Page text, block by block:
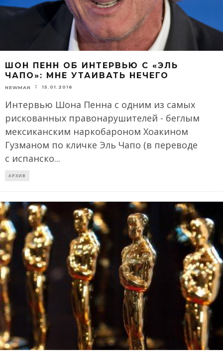
ШОН ПЕНН ОБ ИНТЕРВЬЮ С «ЭЛЬ
ЧАПО»: МНЕ УТАИВАТЬ НЕЧЕГО
NEWMAN 15.01.2016
Интервью Шона Пенна с одним из самых
рискованных правонарушителей - беглым
мексиканским наркобароном Хоакином
Гузманом по кличке Эль Чапо (в переводе
с испанско...
АРХИВ